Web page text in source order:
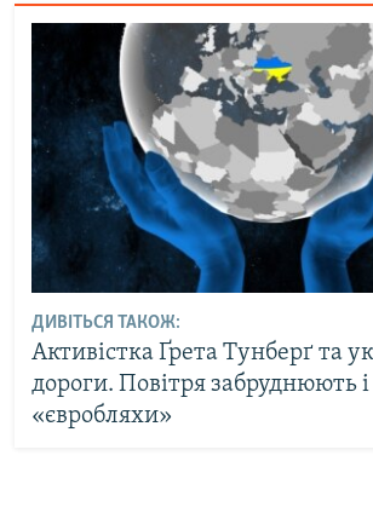
ДИВІТЬСЯ ТАКОЖ:
Активістка Ґрета Тунберґ та
дороги. Повітря забруднюють і
«євробляхи»